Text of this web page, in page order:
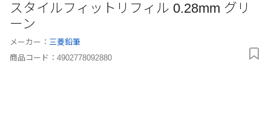
スタイルフィットリフィル 0.28mm グリ
ーン
メーカー： 三菱鉛筆
商品コード： 4902778092880